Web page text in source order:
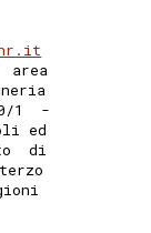
area
1  -
ed
di